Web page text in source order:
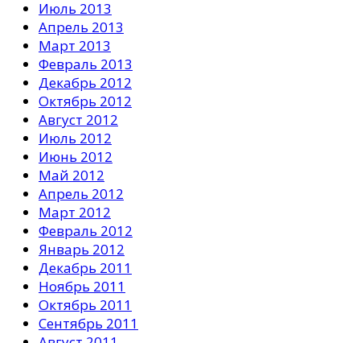
Июль 2013
Апрель 2013
Март 2013
Февраль 2013
Декабрь 2012
Октябрь 2012
Август 2012
Июль 2012
Июнь 2012
Май 2012
Апрель 2012
Март 2012
Февраль 2012
Январь 2012
Декабрь 2011
Ноябрь 2011
Октябрь 2011
Сентябрь 2011